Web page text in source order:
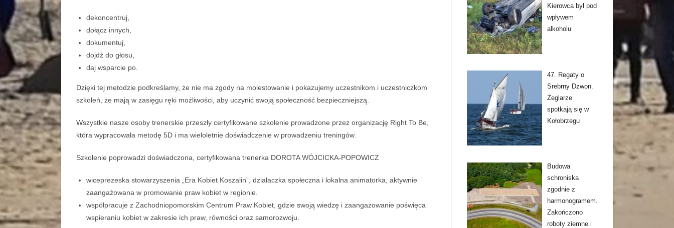
dekoncentruj,
dołącz innych,
dokumentuj,
dojdź do głosu,
daj wsparcie po.
Dzięki tej metodzie podkreślamy, że nie ma zgody na molestowanie i pokazujemy uczestnikom i uczestniczkom
szkoleń, że mają w zasięgu ręki możliwości, aby uczynić swoją społeczność bezpieczniejszą.
Wszystkie nasze osoby trenerskie przeszły certyfikowane szkolenie prowadzone przez organizację Right To Be,
która wypracowała metodę 5D i ma wieloletnie doświadczenie w prowadzeniu treningów.
Szkolenie poprowadzi doświadczona, certyfikowana trenerka DOROTA WÓJCICKA-POPOWICZ
wiceprezeska stowarzyszenia „Era Kobiet Koszalin”, działaczka społeczna i lokalna animatorka, aktywnie
zaangażowana w promowanie praw kobiet w regionie.
współpracuje z Zachodniopomorskim Centrum Praw Kobiet, gdzie swoją wiedzę i zaangażowanie poświęca
wspieraniu kobiet w zakresie ich praw, równości oraz samorozwoju.
Kierowca był pod
wpływem
alkoholu
47. Regaty o
Srebrny Dzwon.
Żeglarze
spotkają się w
Kołobrzegu
Budowa
schroniska
zgodnie z
harmonogramem.
Zakończono
roboty ziemne i